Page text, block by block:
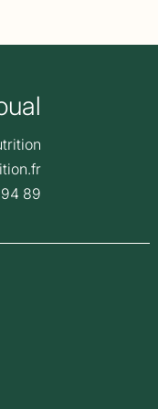
89